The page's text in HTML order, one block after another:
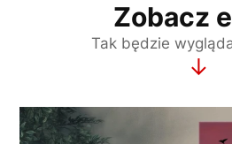
Zobacz
Tak będzie
↓